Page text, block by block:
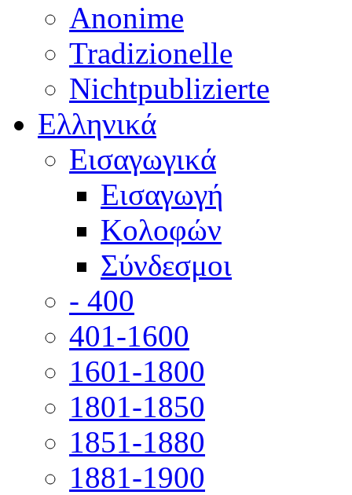
Anonime
Tradizionelle
Nichtpublizierte
Ελληνικά
Εισαγωγικά
Εισαγωγή
Κολοφών
Σύνδεσμοι
- 400
401-1600
1601-1800
1801-1850
1851-1880
1881-1900